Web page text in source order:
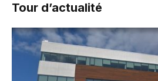
Tour d’actualité